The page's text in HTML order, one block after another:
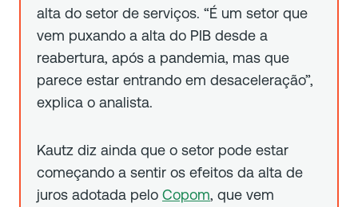
alta do setor de serviços. “É um setor que
vem puxando a alta do PIB desde a
reabertura, após a pandemia, mas que
parece estar entrando em desaceleração”,
explica o analista.
Kautz diz ainda que o setor pode estar
começando a sentir os efeitos da alta de
juros adotada pelo Copom, que vem